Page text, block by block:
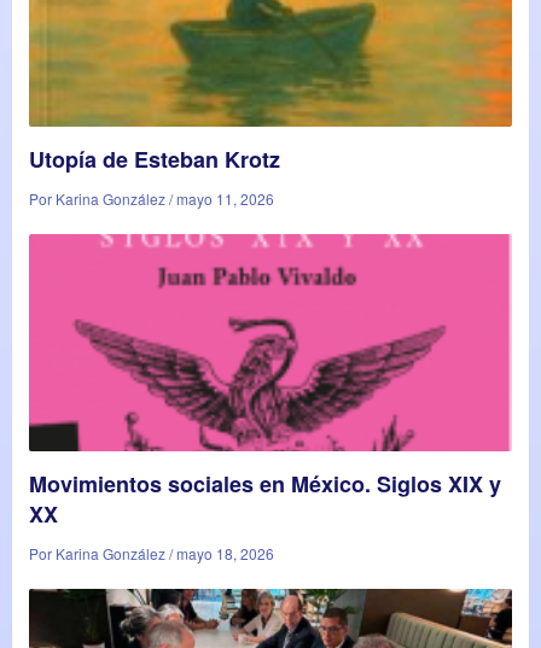
Utopía de Esteban Krotz
Por Karina González / mayo 11, 2026
Movimientos sociales en México. Siglos XIX y
XX
Por Karina González / mayo 18, 2026